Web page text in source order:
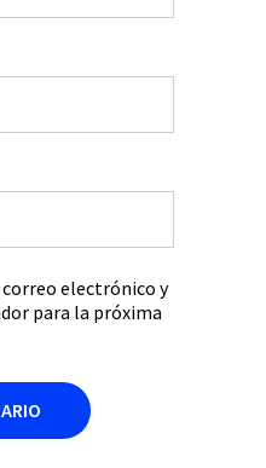
electrónico y
para la próxima